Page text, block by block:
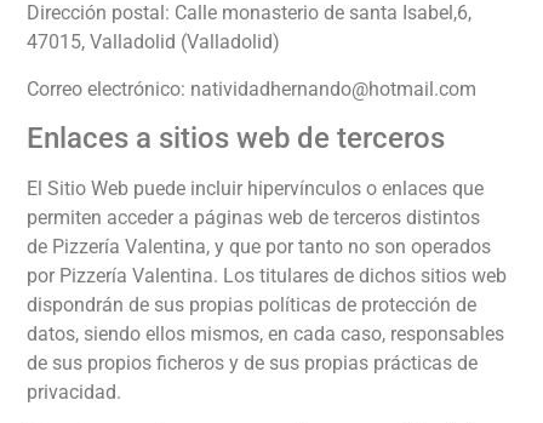
Dirección postal: Calle monasterio de santa Isabel,6,
47015, Valladolid (Valladolid)
Correo electrónico: natividadhernando@hotmail.com
Enlaces a sitios web de terceros
El Sitio Web puede incluir hipervínculos o enlaces que
permiten acceder a páginas web de terceros distintos
de Pizzería Valentina, y que por tanto no son operados
por Pizzería Valentina. Los titulares de dichos sitios web
dispondrán de sus propias políticas de protección de
datos, siendo ellos mismos, en cada caso, responsables
de sus propios ficheros y de sus propias prácticas de
privacidad.